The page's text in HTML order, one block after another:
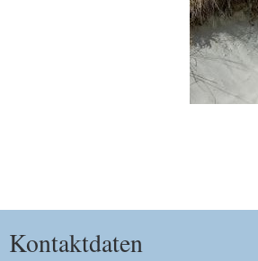
Kontaktdaten